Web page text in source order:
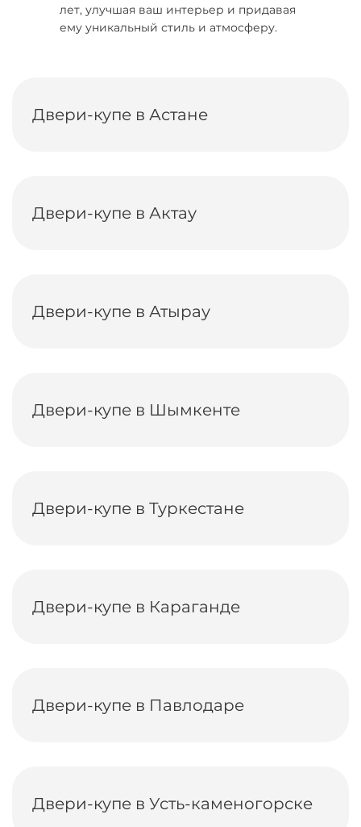
лет, улучшая ваш интерьер и придавая
ему уникальный стиль и атмосферу.
Двери-купе в Астане
Двери-купе в Актау
Двери-купе в Атырау
Двери-купе в Шымкенте
Двери-купе в Туркестане
Двери-купе в Караганде
Двери-купе в Павлодаре
Двери-купе в Усть-каменогорске